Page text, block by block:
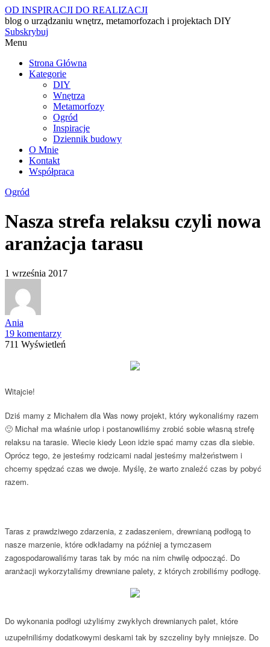
OD INSPIRACJI DO REALIZACJI
blog o urządzaniu wnętrz, metamorfozach i projektach DIY
Subskrybuj
Menu
Strona Główna
Kategorie
DIY
Wnętrza
Metamorfozy
Ogród
Inspiracje
Dziennik budowy
O Mnie
Kontakt
Współpraca
Ogród
Nasza strefa relaksu czyli nowa
aranżacja tarasu
1 września 2017
Ania
19 komentarzy
711 Wyświetleń
Witajcie!
Dziś mamy z Michałem dla Was nowy projekt, który wykonaliśmy razem
🙂 Michał ma właśnie urlop i postanowiliśmy zrobić sobie własną strefę
relaksu na tarasie. Wiecie kiedy Leon idzie spać mamy czas dla siebie.
Oprócz tego, że jesteśmy rodzicami nadal jesteśmy małżeństwem i
chcemy spędzać czas we dwoje. Myślę, że warto znaleźć czas by pobyć
razem.
Taras z prawdziwego zdarzenia, z zadaszeniem, drewnianą podłogą to
nasze marzenie, które odkładamy na później a tymczasem
zagospodarowaliśmy taras tak by móc na nim chwilę odpocząć. Do
aranżacji wykorzytaliśmy drewniane palety, z których zrobiliśmy podłogę.
Do wykonania podłogi użyliśmy zwykłych drewnianych palet, które
uzupełniliśmy dodatkowymi deskami tak by szczeliny były mniejsze. Do